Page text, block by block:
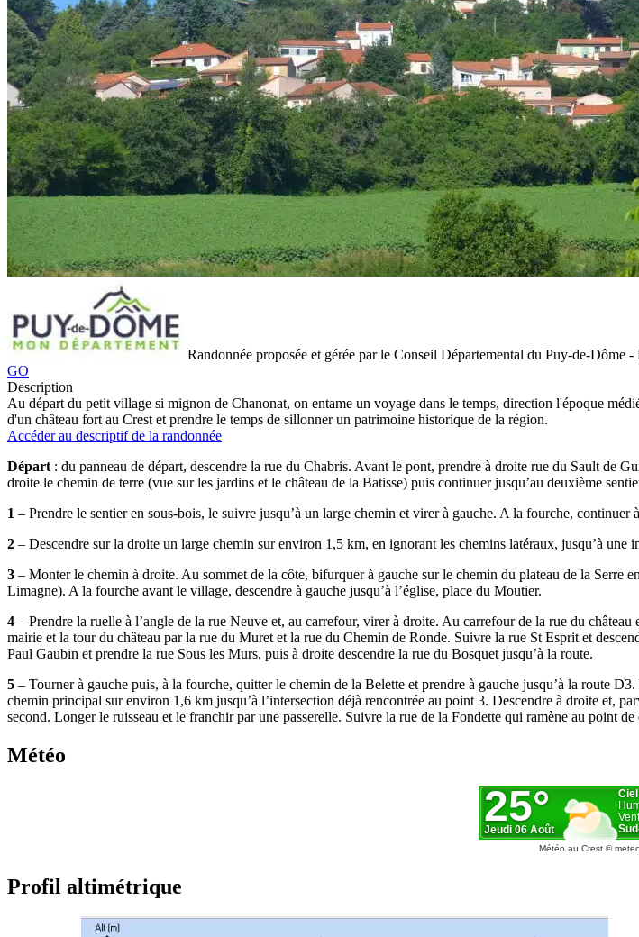
Randonnée proposée et gérée par le Conseil Départemental du Puy-de-Dôme -
GO
Description
Au départ du petit village si mignon de Chanonat, on entame un voyage dans le temps, direction l'époque
d'un château fort au Crest et prendre le temps de sillonner un patrimoine historique de la région.
Accéder au descriptif de la randonnée
Départ : du panneau de départ, descendre la rue du Chabris. Avant le pont, prendre à droite rue du Sault de
droite le chemin de terre (vue sur les jardins et le château de la Batisse) puis continuer jusqu’au deuxième
1 – Prendre le sentier en sous-bois, le suivre jusqu’à un large chemin et virer à gauche. A la fourche, continuer
2 – Descendre sur la droite un large chemin sur environ 1,5 km, en ignorant les chemins latéraux, jusqu’à une
3 – Monter le chemin à droite. Au sommet de la côte, bifurquer à gauche sur le chemin du plateau de la Serre
Limagne). A la fourche avant le village, descendre à gauche jusqu’à l’église, place du Moutier.
4 – Prendre la ruelle à l’angle de la rue Neuve et, au carrefour, virer à droite. Au carrefour de la rue du
mairie et la tour du château par la rue du Muret et la rue du Chemin de Ronde. Suivre la rue St Esprit et
Paul Gaubin et prendre la rue Sous les Murs, puis à droite descendre la rue du Bosquet jusqu’à la route.
5 – Tourner à gauche puis, à la fourche, quitter le chemin de la Belette et prendre à gauche jusqu’à la route
chemin principal sur environ 1,6 km jusqu’à l’intersection déjà rencontrée au point 3. Descendre à droite et,
second. Longer le ruisseau et le franchir par une passerelle. Suivre la rue de la Fondette qui ramène au point de
Météo
Météo au Crest©
Profil altimétrique